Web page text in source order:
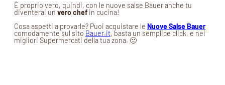
È proprio vero, quindi, con le nuove salse Bauer anche tu
diventerai un vero chef in cucina!
Cosa aspetti a provarle? Puoi acquistare le Nuove Salse Bauer
comodamente sul sito Bauer.it, basta un semplice click, e nei
migliori Supermercati della tua zona. 🙂